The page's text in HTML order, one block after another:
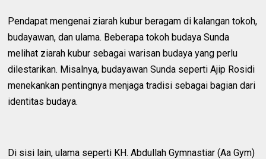
Pendapat mengenai ziarah kubur beragam di kalangan tokoh,
budayawan, dan ulama. Beberapa tokoh budaya Sunda
melihat ziarah kubur sebagai warisan budaya yang perlu
dilestarikan. Misalnya, budayawan Sunda seperti Ajip Rosidi
menekankan pentingnya menjaga tradisi sebagai bagian dari
identitas budaya.
Di sisi lain, ulama seperti KH. Abdullah Gymnastiar (Aa Gym)